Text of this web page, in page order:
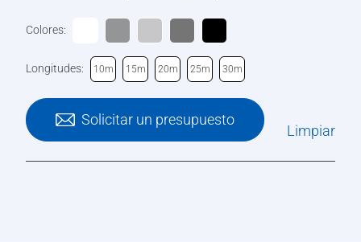
Colores:
Longitudes: 10m 15m 20m 25m 30m
Solicitar un presupuesto
Limpiar